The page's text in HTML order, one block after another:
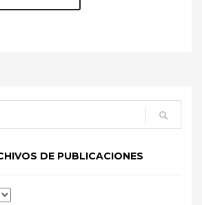
DE PUBLICACIONES